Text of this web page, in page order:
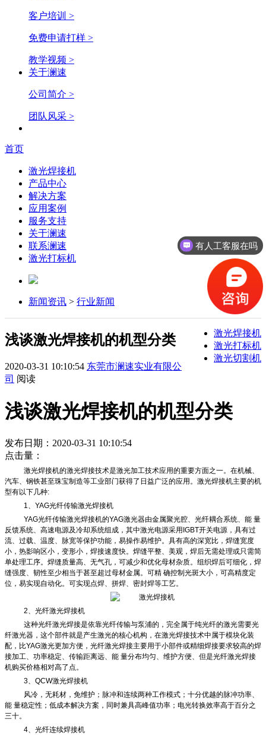
客户培训 >
免费申请打样 >
教学视频 >
关于澜速
公司简介 >
团队风采 >
首页
激光焊接机
产品中心
解决方案
应用案例
服务支持
关于澜速
联系澜速
激光打标机
新闻资讯 > 行业新闻
激光焊接机
激光打标机
激光切割机
浅谈激光焊接机的机型分类
2020-03-31 10:10:54 东莞市澜速实业有限公
司 阅读
浅谈激光焊接机的机型分类
发布日期：2020-03-31 10:10:54
点击量：
激光焊接机的激光焊接技术是激光加工技术应用的重要方面之一。在机械、
汽车、钢铁甚至珠宝制造等工业部门获得了日益广泛的应用。激光焊接机主要的机
型有以下几种:
1、YAG光纤传输激光焊接机
YAG光纤传输激光焊接机的YAG激光器由金属聚光腔、光纤耦合系统、能 量
反馈系统、高速电源及冷却系统组成，其中激光电源采用IGBT开关电源，具有过
流、过载、温度、脉宽等保护功能，易操作易维护。具有高的深宽比，焊缝宽度
小，热影响区小，变形小，焊接速度快。焊缝平整、美观，焊后无需处理或只需简
单处理工序。焊缝质量高、无气孔，可减少和优化母材杂质。组织焊后可细化，焊
缝强度、韧性至少相当于甚至超过母材金属。可精 确控制光斑大小，可高精度定
位，易实现自动化。可实现点焊、拼焊、密封焊等工艺。
2、光纤激光焊接机
这种光纤激光焊接是依靠光纤传输与泵浦的，完全属于纯光纤的激光需要光
纤激光器，这个部件就是产生激光的核心机构，在激光焊接技术中属于模块化装
配，比YAG激光更加方便，光纤激光焊接主要用于小部件或精细焊接要求较高的焊
接加工、功率稳定、传输距离远、能 量分布均匀、维护方便、但是光纤激光焊接
机购买价格相对高了点。
3、QCW激光焊接机
风冷，无耗材，免维护；脉冲和连续两种工作模式；十分优越的脉冲功率、
能 量稳定性；低成本解决方案，同时兼具高峰值功率；电光转换效率高于百分之
三十。
4、光纤连续焊接机
有人工客服在吗